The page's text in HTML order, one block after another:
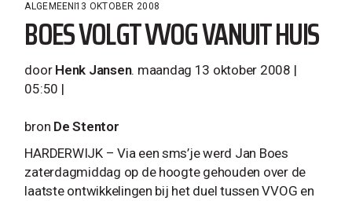
ALGEMEEN 13 OKTOBER 2008
BOES VOLGT VVOG VANUIT HUIS
door Henk Jansen. maandag 13 oktober 2008 |
05:50 |
bron De Stentor
HARDERWIJK – Via een sms’je werd Jan Boes
zaterdagmiddag op de hoogte gehouden over de
laatste ontwikkelingen bij het duel tussen VVOG en